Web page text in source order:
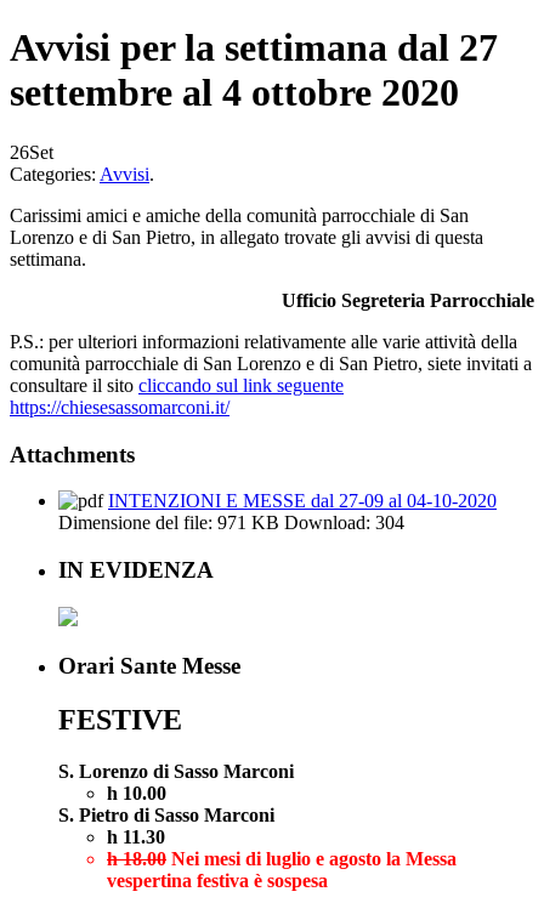
Avvisi per la settimana dal 27
settembre al 4 ottobre 2020
26Set
Categories: Avvisi.
Carissimi amici e amiche della comunità parrocchiale di San
Lorenzo e di San Pietro, in allegato trovate gli avvisi di questa
settimana.
Ufficio Segreteria Parrocchiale
P.S.: per ulteriori informazioni relativamente alle varie attività della
comunità parrocchiale di San Lorenzo e di San Pietro, siete invitati a
consultare il sito cliccando sul link seguente
https://chiesesassomarconi.it/
Attachments
INTENZIONI E MESSE dal 27-09 al 04-10-2020
Dimensione del file: 971 KB Download: 304
IN EVIDENZA
Orari Sante Messe
FESTIVE
S. Lorenzo di Sasso Marconi
h 10.00
S. Pietro di Sasso Marconi
h 11.30
h 18.00 Nei mesi di luglio e agosto la Messa
vespertina festiva è sospesa